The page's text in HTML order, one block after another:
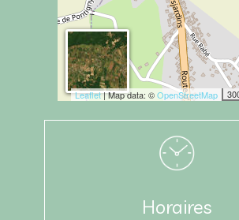
Leaflet| Map data: ©OpenStreetMap
Horaires